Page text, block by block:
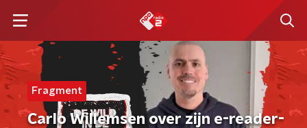
Fragment
Carlo Willemsen over zijn e-reader-